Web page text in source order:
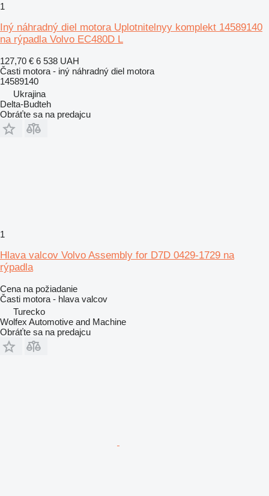
1
Iný náhradný diel motora Uplotnitelnyy komplekt 14589140
na rýpadla Volvo EC480D L
127,70 € 6 538 UAH
Časti motora - iný náhradný diel motora
14589140
Ukrajina
Delta-Budteh
Obráťte sa na predajcu
1
Hlava valcov Volvo Assembly for D7D 0429-1729 na
rýpadla
Cena na požiadanie
Časti motora - hlava valcov
Turecko
Wolfex Automotive and Machine
Obráťte sa na predajcu